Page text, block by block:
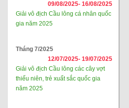
09/08/2025- 16/08/2025
Giải vô địch Cầu lông cá nhân quốc
gia năm 2025
Tháng 7/2025
12/07/2025- 19/07/2025
Giải vô địch Cầu lông các cây vợt
thiếu niên, trẻ xuất sắc quốc gia
năm 2025